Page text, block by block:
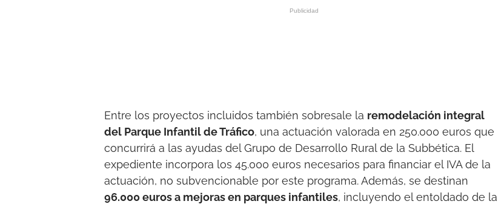
Entre los proyectos incluidos también sobresale la remodelación integral
del Parque Infantil de Tráfico, una actuación valorada en 250.000 euros que
concurrirá a las ayudas del Grupo de Desarrollo Rural de la Subbética. El
expediente incorpora los 45.000 euros necesarios para financiar el IVA de la
actuación, no subvencionable por este programa. Además, se destinan
96.000 euros a mejoras en parques infantiles, incluyendo el entoldado de la